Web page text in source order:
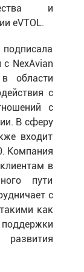
и
eVTOL.
NexAvian
области
с
с
В сферу
входит
Компания
в
пути
с
как